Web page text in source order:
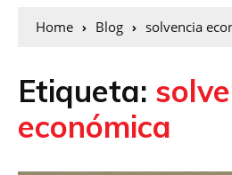
Home Blog solvencia
Etiqueta:
económica